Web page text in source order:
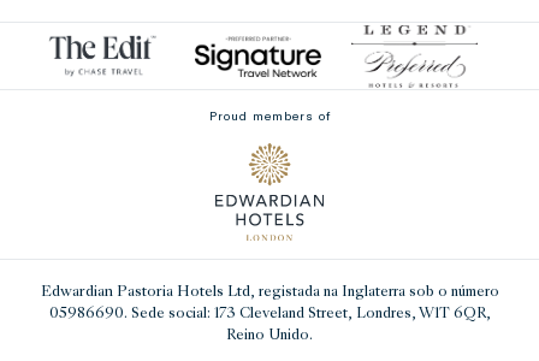
Proud members of
Edwardian Pastoria Hotels Ltd, registada na Inglaterra sob o número
05986690. Sede social: 173 Cleveland Street, Londres, W1T 6QR,
Reino Unido.